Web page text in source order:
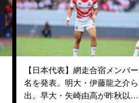
【日本代表】網走合宿メンバ
名を発表。明大・伊藤龍之介
出。早大・矢崎由高が昨秋以…